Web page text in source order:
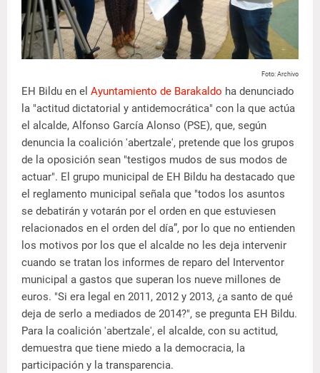
Foto: Archivo
EH Bildu en el Ayuntamiento de Barakaldo ha denunciado
la "actitud dictatorial y antidemocrática" con la que actúa
el alcalde, Alfonso García Alonso (PSE), que, según
denuncia la coalición 'abertzale', pretende que los grupos
de la oposición sean "testigos mudos de sus modos de
actuar". El grupo municipal de EH Bildu ha destacado que
el reglamento municipal señala que "todos los asuntos
se debatirán y votarán por el orden en que estuviesen
relacionados en el orden del día”, por lo que no entienden
los motivos por los que el alcalde no les deja intervenir
cuando se tratan los informes de reparo del Interventor
municipal a gastos que superan los nueve millones de
euros. "Si era legal en 2011, 2012 y 2013, ¿a santo de qué
deja de serlo a mediados de 2014?", se pregunta EH Bildu.
Para la coalición 'abertzale', el alcalde, con su actitud,
demuestra que tiene miedo a la democracia, la
participación y la transparencia.